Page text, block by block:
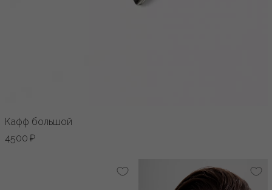
Кафф большой
4500 ₽